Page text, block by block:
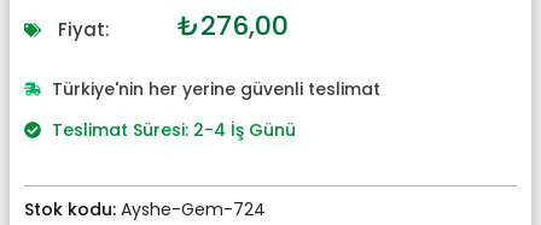
Fiyat: Orijinal
₺304,00.
₺276,00
fiyat:
₺276,00.
Türkiye'nin her yerine güvenli teslimat
Teslimat Süresi: 2-4 İş Günü
Stok kodu: Ayshe-Gem-724